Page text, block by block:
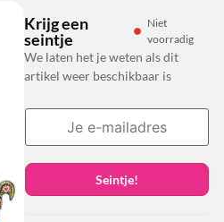
Krijg een
seintje
Niet
voorradig
We laten het je weten als dit
artikel weer beschikbaar is
Seintje!